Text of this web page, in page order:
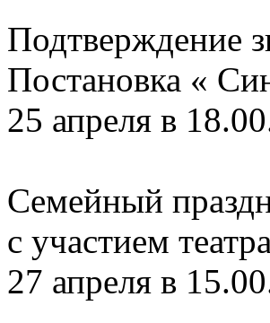
Подтверждение
Постановка «
25 апреля в
Семейный
с участием
27 апреля в